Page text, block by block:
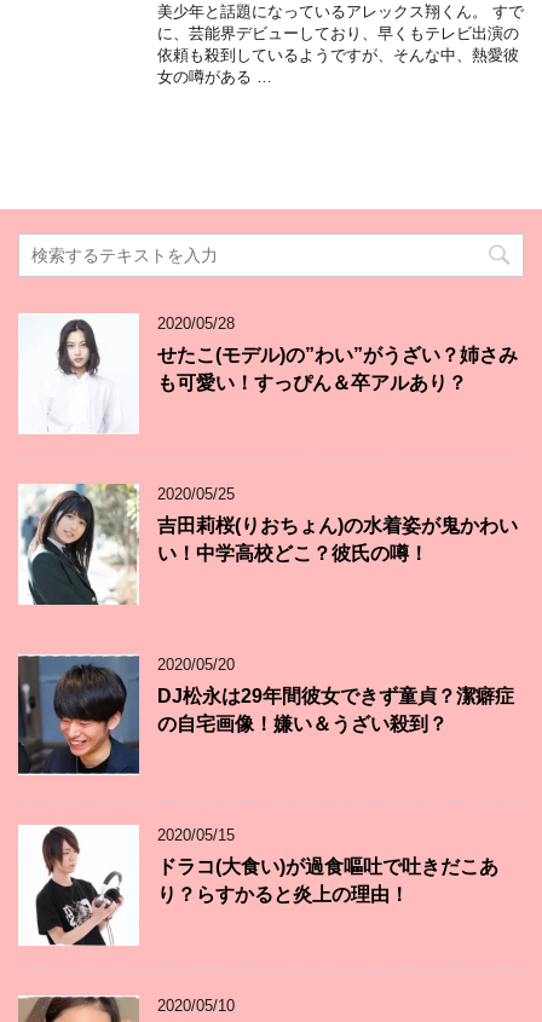
美少年と話題になっているアレックス翔くん。 すで
に、芸能界デビューしており、早くもテレビ出演の
依頼も殺到しているようですが、そんな中、熱愛彼
女の噂がある …
2020/05/28
せたこ(モデル)の”わい”がうざい？姉さみ
も可愛い！すっぴん＆卒アルあり？
2020/05/25
吉田莉桜(りおちょん)の水着姿が鬼かわい
い！中学高校どこ？彼氏の噂！
2020/05/20
DJ松永は29年間彼女できず童貞？潔癖症
の自宅画像！嫌い＆うざい殺到？
2020/05/15
ドラコ(大食い)が過食嘔吐で吐きだこあ
り？らすかると炎上の理由！
2020/05/10